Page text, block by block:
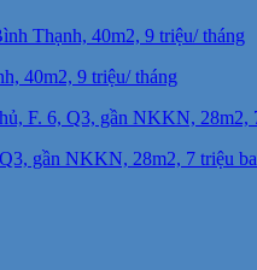
40m2, 9 triệu/ tháng
gần NKKN, 28m2, 7 triệu